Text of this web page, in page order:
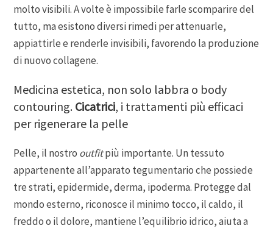
molto visibili. A volte è impossibile farle scomparire del
tutto, ma esistono diversi rimedi per attenuarle,
appiattirle e renderle invisibili, favorendo la produzione
di nuovo collagene.
Medicina estetica, non solo labbra o body
contouring. Cicatrici, i trattamenti più efficaci
per rigenerare la pelle
Pelle, il nostro outfitpiù importante. Un tessuto
appartenente all’apparato tegumentario che possiede
tre strati, epidermide, derma, ipoderma. Protegge dal
mondo esterno, riconosce il minimo tocco, il caldo, il
freddo o il dolore, mantiene l’equilibrio idrico, aiuta a